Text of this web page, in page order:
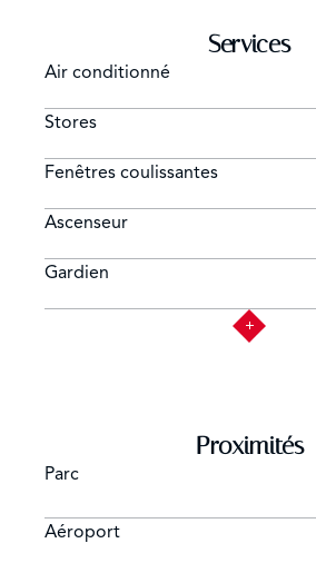
Services
Air conditionné
Stores
Fenêtres coulissantes
Ascenseur
Gardien
Proximités
Parc
Aéroport